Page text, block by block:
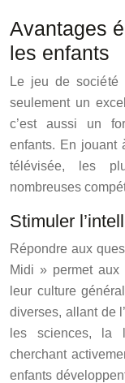
Avantages
les enfants
Le jeu de
seulement un
c’est aussi un
enfants. En jouant
télévisée, les
nombreuses
Stimuler
Répondre aux
Midi » permet aux
leur culture
diverses, allant de
les sciences, la
cherchant
enfants